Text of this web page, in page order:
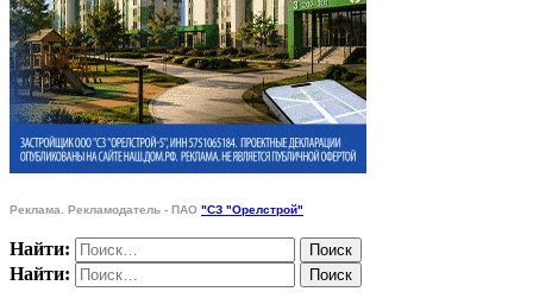
Реклама. Рекламодатель - ПАО "СЗ "Орелстрой"
Найти:
Найти: